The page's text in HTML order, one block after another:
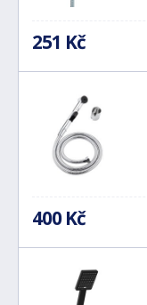
251 Kč
400 Kč